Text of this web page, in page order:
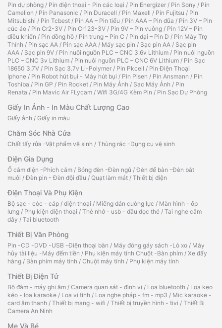
Pin dự phòng / Pin điện thoại - Pin các loại / Pin Energizer / Pin Sony / Pin
Camelion / Pin Panasonic / Pin Duracell / Pin Maxell / Pin Fujitsu / Pin
Mitsubishi / Pin Tcbest / Pin AA – Pin tiểu / Pin AAA – Pin đũa / Pin 3V – Pin
cúc áo / Pin Cr2-3V / Pin Cr123-3V / Pin 9V – Pin vuông / Pin 12V – Pin
điều khiển / Pin đồng hồ / Pin trung – Pin C / Pin đại – Pin D / Pin Máy Trợ
Thính / Pin sạc AA / Pin sạc AAA / Máy sạc pin / Sạc pin AA / Sạc pin
AAA / Sạc pin 9V / Pin nuôi nguồn PLC – CNC 3.6v Lithium / Pin nuôi nguồn
PLC – CNC 3v Lithium / Pin nuôi nguồn PLC – CNC 6V Lithium / Pin Sạc
18650 3.7V / Pin Sạc 3.7v Li-Polymer / Pin Pkcell / Pin Điện Thoại
Iphone / Pin Robot hút bụi - Máy hút bụi / Pin Pisen / Pin Ansmann / Pin
Toshiba / Pin GP / Pin Rocket / Pin Máy Ảnh / Sạc Máy Ảnh / Pin
Renata / Pin Mavic Air FLycam / Wifi 3G/4G Kèm Pin / Pin Sạc Dự Phòng
Giấy In Ảnh - In Màu Chất Lượng Cao
Giấy ảnh / Giấy in màu
Chăm Sóc Nhà Cửa
Chất tẩy rửa -Vật phẩm vệ sinh / Thùng rác -Dụng cụ vệ sinh
Điện Gia Dụng
Ổ cắm điện -Phích cắm / Bóng đèn -Đèn ngủ /Đèn để bàn -Đèn bắt
muỗi /Đèn pin - Đèn đội đầu / Quạt làm mát / Thiết bị điện
Điện Thoại Và Phụ Kiện
Bộ sạc - cóc - cáp / điện thoại / Miếng dán cường lực / Màn hình - ốp
lưng / Phụ kiện điện thoại / Thẻ nhớ - usb - đầu đọc thẻ / Tai nghe cắm
dây / Tai bluetooth
Thiết Bị Văn Phòng
Pin -CD -DVD -USB -Điện thoại bàn / Máy đóng gáy sách -Lò xo / Máy
hủy tài liệu -Máy đếm tiền / Phụ kiện máy tính Chuột -Bàn phím / Xe đẩy
hàng / Bàn phím máy tính / Chuột máy tính / Phụ kiện máy tính
Thiết Bị Điện Tử
Bộ đàm - máy ghi âm / Camera quan sát - định vị / Loa bluetooth / Loa kẹo
kéo - loa karaoke / Loa vi tính / Loa nghe pháp - fm - mp3 / Mic karaoke -
card âm thanh / Thiết bị mạng - wifi / Thiết bị truyền hình - tivi / Thiết Bị
Camera An Ninh
Mẹ Và Bé